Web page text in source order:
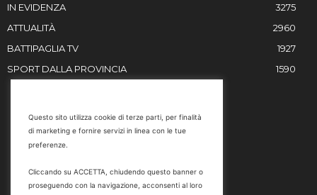
IN EVIDENZA
3275
ATTUALITÀ
2960
BATTIPAGLIA TV
1927
SPORT DALLA PROVINCIA
1590
Email
marketing@battipaglia1929.it
Questo sito utilizza cookie di terze parti, per finalità
di marketing e fornire servizi in linea con le tue
preferenze.
Cliccando su ACCETTA, chiudendo questo banner o
proseguendo con la navigazione, acconsenti al loro